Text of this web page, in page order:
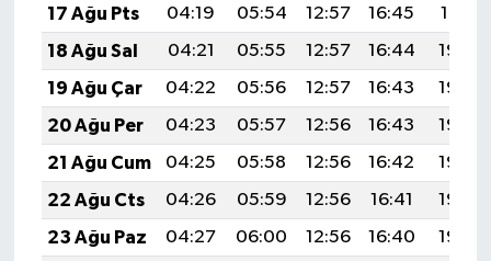
17 Ağu Pts
04:19 05:54 12:57 16:45
19:51
18 Ağu Sal
04:21 05:55 12:57 16:44
19:49
19 Ağu Çar
04:22 05:56 12:57 16:43
19:48
20 Ağu Per
04:23 05:57 12:56 16:43
19:46
21 Ağu Cum
04:25 05:58 12:56 16:42
19:45
22 Ağu Cts
04:26 05:59 12:56 16:41
19:43
23 Ağu Paz
04:27 06:00 12:56 16:40
19:42